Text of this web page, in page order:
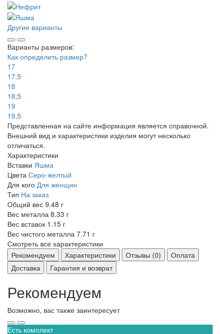
Другие варианты
Варианты размеров:
Как определить размер?
17
17,5
18
18,5
19
19,5
Представленная на сайте информация является справочной.
Внешний вид и характеристики изделия могут несколько
отличаться.
Характеристики
Вставки Яшма
Цвета Серо-желтый
Для кого Для женщин
Тип На заказ
Общий вес 9.48 г
Вес металла 8.33 г
Вес вставок 1.15 г
Вес чистого металла 7.71 г
Смотреть все характеристики
Рекомендуем
Характеристики Отзывы (0)
Оплата
Доставка
Гарантия и возврат
Рекомендуем
Возможно, вас также заинтересует
Есть комплект